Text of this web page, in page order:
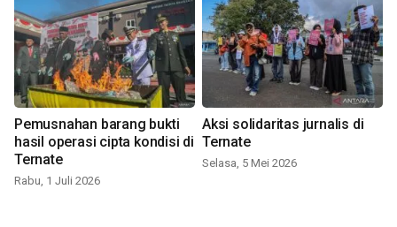
Pemusnahan barang bukti
hasil operasi cipta kondisi di
Ternate
Rabu, 1 Juli 2026
Aksi solidaritas jurnalis di
Ternate
Selasa, 5 Mei 2026